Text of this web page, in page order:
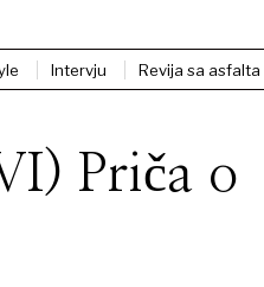
Intervju Revija sa asfalta
Priča o